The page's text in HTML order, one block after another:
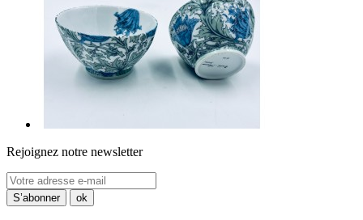
Rejoignez notre newsletter